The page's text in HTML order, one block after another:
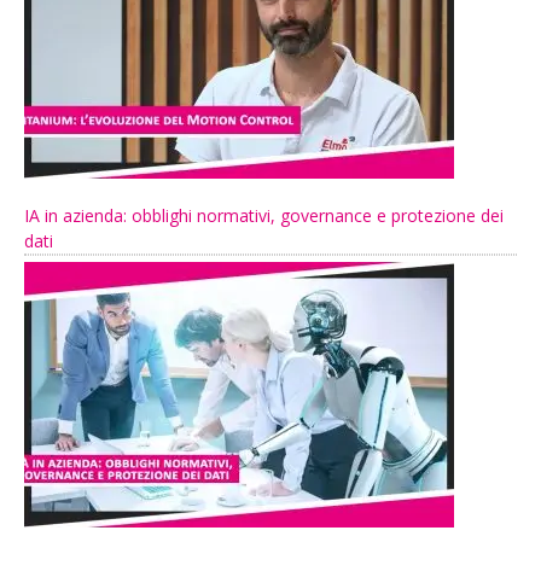
IA in azienda: obblighi normativi, governance e protezione dei
dati